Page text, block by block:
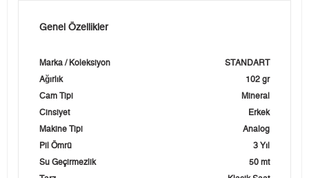
Genel Özellikler
Marka / Koleksiyon
STANDART
Ağırlık
102 gr
Cam Tipi
Mineral
Cinsiyet
Erkek
Makine Tipi
Analog
Pil Ömrü
3 Yıl
Su Geçirmezlik
50 mt